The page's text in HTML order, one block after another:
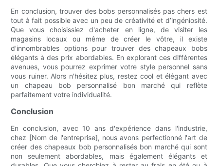
En conclusion, trouver des bobs personnalisés pas chers est
tout à fait possible avec un peu de créativité et d’ingéniosité.
Que vous choisissiez d'acheter en ligne, de visiter les
magasins locaux ou même de créer le vôtre, il existe
d'innombrables options pour trouver des chapeaux bobs
élégants à des prix abordables. En explorant ces différentes
avenues, vous pourrez exprimer votre style personnel sans
vous ruiner. Alors n'hésitez plus, restez cool et élégant avec
un chapeau bob personnalisé bon marché qui reflète
parfaitement votre individualité.
Conclusion
En conclusion, avec 10 ans d'expérience dans l'industrie,
chez [Nom de l'entreprise], nous avons perfectionné l'art de
créer des chapeaux bob personnalisés bon marché qui sont
non seulement abordables, mais également élégants et